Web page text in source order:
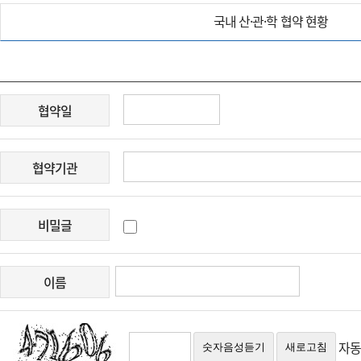
국내 산·관·학 협약 현황
협약일
협약기관
비밀글
이름
숫자음성듣기 새로고침 자